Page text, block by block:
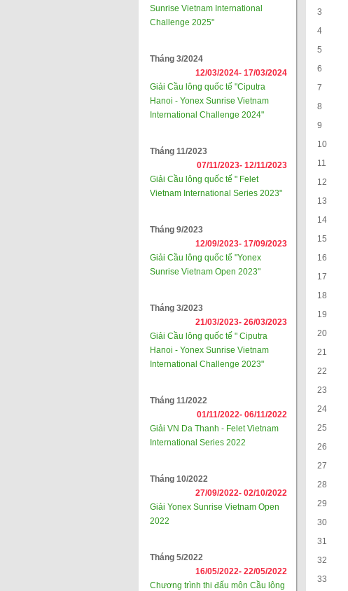
Sunrise Vietnam International
Challenge 2025"
Tháng 3/2024
12/03/2024- 17/03/2024
Giải Cầu lông quốc tế "Ciputra
Hanoi - Yonex Sunrise Vietnam
International Challenge 2024"
Tháng 11/2023
07/11/2023- 12/11/2023
Giải Cầu lông quốc tế " Felet
Vietnam International Series 2023"
Tháng 9/2023
12/09/2023- 17/09/2023
Giải Cầu lông quốc tế "Yonex
Sunrise Vietnam Open 2023"
Tháng 3/2023
21/03/2023- 26/03/2023
Giải Cầu lông quốc tế " Ciputra
Hanoi - Yonex Sunrise Vietnam
International Challenge 2023"
Tháng 11/2022
01/11/2022- 06/11/2022
Giải VN Da Thanh - Felet Vietnam
International Series 2022
Tháng 10/2022
27/09/2022- 02/10/2022
Giải Yonex Sunrise Vietnam Open
2022
Tháng 5/2022
16/05/2022- 22/05/2022
Chương trình thi đấu môn Cầu lông
3
4
5
6
7
8
9
10
11
12
13
14
15
16
17
18
19
20
21
22
23
24
25
26
27
28
29
30
31
32
33